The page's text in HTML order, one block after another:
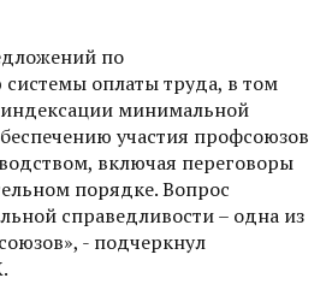
по
оплаты труда, в том
индексации минимальной
участия профсоюзов
включая переговоры
порядке. Вопрос
справедливости – одна из
- подчеркнул